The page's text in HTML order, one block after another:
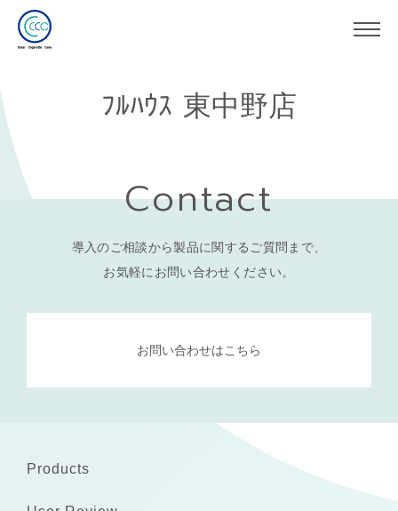
ﾌﾙﾊｳｽ 東中野店
Contact
導入のご相談から製品に関するご質問まで、
お気軽にお問い合わせください。
お問い合わせはこちら
Products